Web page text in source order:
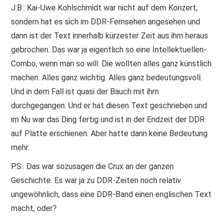
J.B.: Kai-Uwe Kohlschmidt war nicht auf dem Konzert,
sondern hat es sich im DDR-Fernsehen angesehen und
dann ist der Text innerhalb kürzester Zeit aus ihm heraus
gebrochen. Das war ja eigentlich so eine Intellektuellen-
Combo, wenn man so will. Die wollten alles ganz künstlich
machen. Alles ganz wichtig. Alles ganz bedeutungsvoll.
Und in dem Fall ist quasi der Bauch mit ihm
durchgegangen. Und er hat diesen Text geschrieben und
im Nu war das Ding fertig und ist in der Endzeit der DDR
auf Platte erschienen. Aber hatte dann keine Bedeutung
mehr.
P.S.: Das war sozusagen die Crux an der ganzen
Geschichte. Es war ja zu DDR-Zeiten noch relativ
ungewöhnlich, dass eine DDR-Band einen englischen Text
macht, oder?